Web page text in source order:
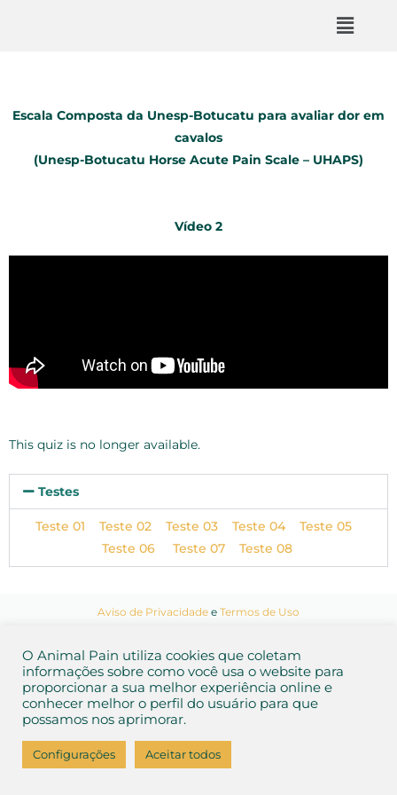
Escala Composta da Unesp-Botucatu para avaliar dor em
cavalos
(Unesp-Botucatu Horse Acute Pain Scale – UHAPS)
Vídeo 2
This quiz is no longer available.
Testes
Teste 01 Teste 02 Teste 03 Teste 04
Teste 05
Teste 06 Teste 07 Teste 08
Aviso de Privacidade e Termos de Uso
O Animal Pain utiliza cookies que coletam
informações sobre como você usa o website para
proporcionar a sua melhor experiência online e
conhecer melhor o perfil do usuário para que
possamos nos aprimorar.
Configurações Aceitar todos